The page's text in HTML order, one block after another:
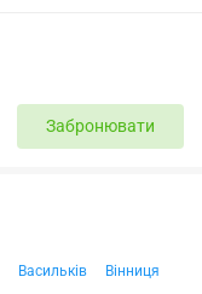
Забронювати
Васильків
Вінниця